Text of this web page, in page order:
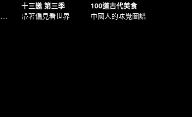
盤點那些一口入魂的極致美味
十三邀 第三季
帶著偏見看世界
100道古代美食
中國人的味覺圖譜